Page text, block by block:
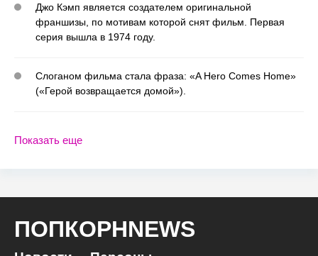
Джо Кэмп является создателем оригинальной
франшизы, по мотивам которой снят фильм. Первая
серия вышла в 1974 году.
Слоганом фильма стала фраза: «A Hero Comes Home»
(«Герой возвращается домой»).
Показать еще
ПОПКОРНNEWS